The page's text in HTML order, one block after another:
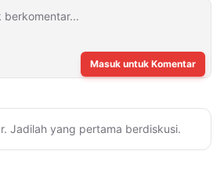
Masuk untuk Komentar
Jadilah yang pertama berdiskusi.